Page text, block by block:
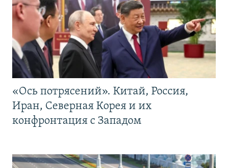
«Ось потрясений». Китай, Россия,
Иран, Северная Корея и их
конфронтация с Западом